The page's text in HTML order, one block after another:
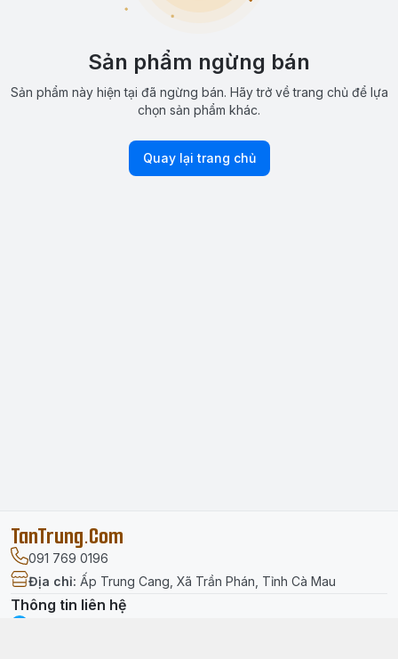
Sản phẩm ngừng bán
Sản phẩm này hiện tại đã ngừng bán. Hãy trở về trang chủ để lựa
chọn sản phẩm khác.
Quay lại trang chủ
TanTrung.Com
091 769 0196
Địa chỉ: Ấp Trung Cang, Xã Trần Phán, Tỉnh Cà Mau
Thông tin liên hệ